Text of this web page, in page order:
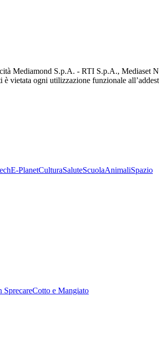
Mediamond S.p.A. - RTI S.p.A., Mediaset
vietata ogni utilizzazione funzionale
E-PlanetCulturaSaluteScuolaAnimaliSpazio
SprecareCotto e Mangiato